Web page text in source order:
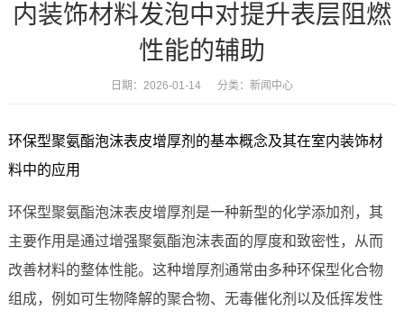
内装饰材料发泡中对提升表层阻燃
性能的辅助
日期：2026-01-14 分类： 新闻中心
环保型聚氨酯泡沫表皮增厚剂的基本概念及其在室内装饰材
料中的应用
环保型聚氨酯泡沫表皮增厚剂是一种新型的化学添加剂，其
主要作用是通过增强聚氨酯泡沫表面的厚度和致密性，从而
改善材料的整体性能。这种增厚剂通常由多种环保型化合物
组成，例如可生物降解的聚合物、无毒催化剂以及低挥发性